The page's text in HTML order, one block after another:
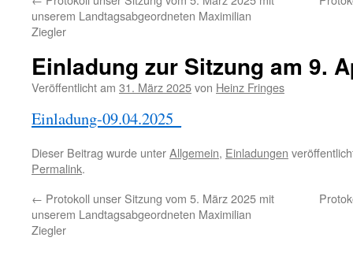
unserem Landtagsabgeordneten Maximilian
Ziegler
Einladung zur Sitzung am 9.
Veröffentlicht am 31. März 2025von Heinz Fringes
Einladung-09.04.2025_
Dieser Beitrag wurde unterAllgemein, Einladungen
Permalink.
← Protokoll unser Sitzung vom 5. März 2025 mit
unserem Landtagsabgeordneten Maximilian
Ziegler